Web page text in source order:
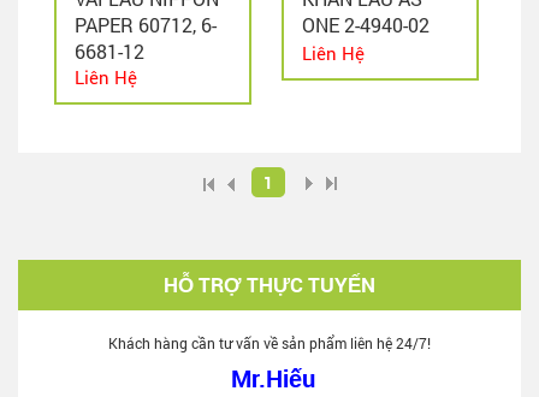
PAPER 60712, 6-
6681-12
Liên Hệ
ONE 2-4940-02
Liên Hệ
1
HỖ TRỢ THỰC TUYẾN
Khách hàng cần tư vấn về sản phẩm liên hệ 24/7!
Mr.Hiếu